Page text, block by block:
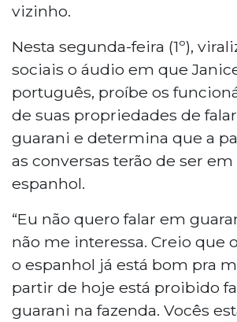
vizinho.
Nesta segunda-feira (1º),
sociais o áudio em que
português, proíbe os
de suas propriedades de
guarani e determina que a
as conversas terão de ser
espanhol.
“Eu não quero falar em
não me interessa. Creio que
o espanhol já está bom pra
partir de hoje está proibido
guarani na fazenda. Vocês